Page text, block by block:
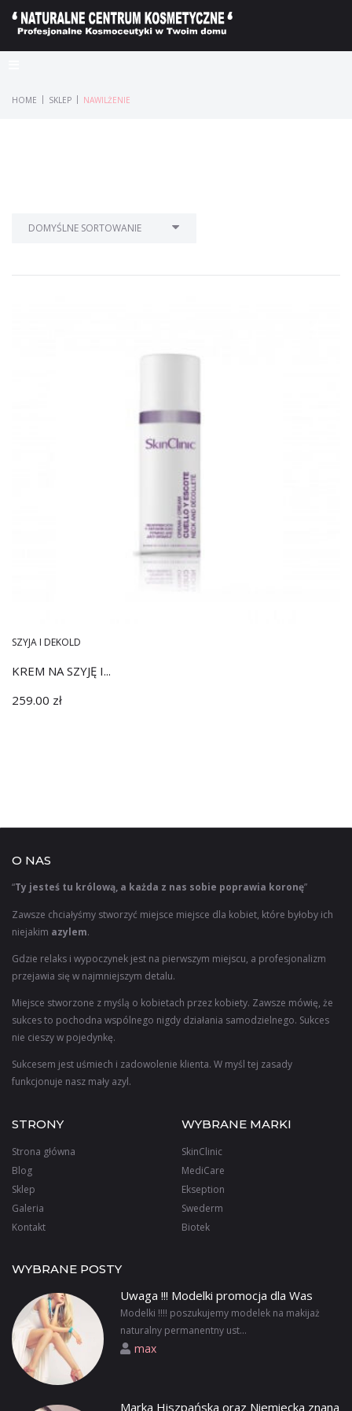
HOME | SKLEP | NAWILŻENIE
SZYJA I DEKOLD
KREM NA SZYJĘ I...
259.00 zł
O NAS
“Ty jesteś tu królową, a każda z nas sobie poprawia koronę”
Zawsze chciałyśmy stworzyć miejsce miejsce dla kobiet, które byłoby ich
niejakim azylem.
Gdzie relaks i wypoczynek jest na pierwszym miejscu, a profesjonalizm
przejawia się w najmniejszym detalu.
Miejsce stworzone z myślą o kobietach przez kobiety. Zawsze mówię, że
sukces to pochodna wspólnego nigdy działania samodzielnego. Sukces
nie cieszy w pojedynkę.
Sukcesem jest uśmiech i zadowolenie klienta. W myśl tej zasady
funkcjonuje nasz mały azyl.
STRONY
Strona główna
Blog
Sklep
Galeria
Kontakt
WYBRANE POSTY
Uwaga !!! Modelki promocja dla Was
Modelki !!!! poszukujemy modelek na makijaż
naturalny permanentny ust...
max
Marka Hiszpańska oraz Niemiecka znana
WYBRANE MARKI
SkinClinic
MediCare
Ekseption
Swederm
Biotek